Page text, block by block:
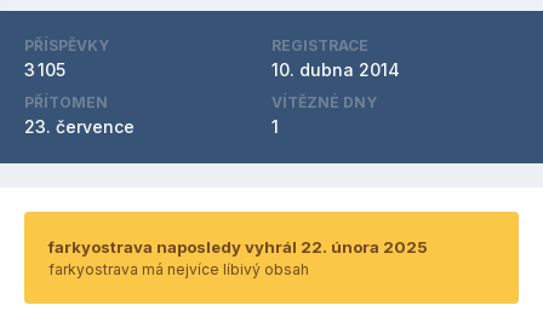
PŘÍSPĚVKY
3 105
REGISTRACE
10. dubna 2014
PŘÍTOMEN
23. července
VÍTĚZNÉ DNY
1
farkyostrava naposledy vyhrál 22. února 2025
farkyostrava má nejvíce líbivý obsah